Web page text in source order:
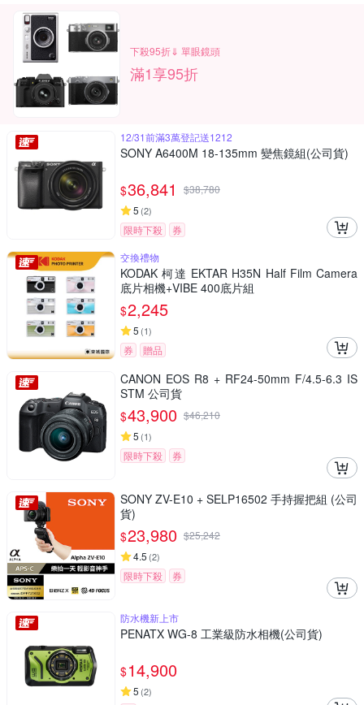
下殺95折⇓ 單眼鏡頭
滿1享95折
12/31前滿3萬登記送1212
SONY A6400M 18-135mm 變焦鏡組(公司貨)
$36,841 $38,780
5 (2)
限時下殺
券
交換禮物
KODAK 柯達 EKTAR H35N Half Film Camera
底片相機+VIBE 400底片組
$2,245
5 (1)
券 贈品
CANON EOS R8 + RF24-50mm F/4.5-6.3 IS
STM 公司貨
$43,900 $46,210
5 (1)
限時下殺 券
SONY ZV-E10 + SELP16502 手持握把組 (公司
貨)
$23,980 $25,242
4.5 (2)
限時下殺 券
防水機新上市
PENATX WG-8 工業級防水相機(公司貨)
$14,900
5 (2)